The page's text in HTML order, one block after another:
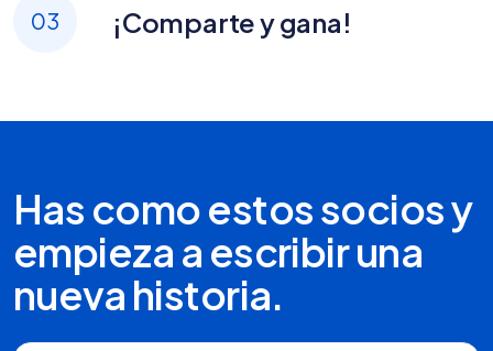
03 ¡Comparte y gana!
Has como estos socios y
empieza a escribir una
nueva historia.